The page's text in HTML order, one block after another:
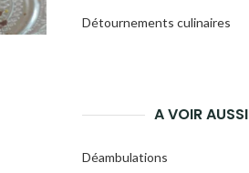
Détournements culinaires
A VOIR AUSSI
Déambulations